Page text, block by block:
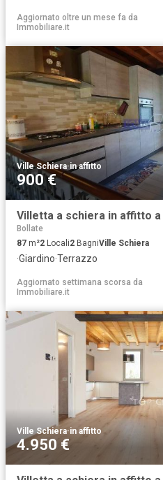
Aggiornato oltre un mese fa da
Immobiliare.it
Ville Schiera·in affitto
900 €
Villetta a schiera in affitto a
Bollate
87 m²2 Locali2 BagniVille Schiera
·Giardino·Terrazzo
Aggiornato settimana scorsa da
Immobiliare.it
Ville Schiera·in affitto
4.950 €